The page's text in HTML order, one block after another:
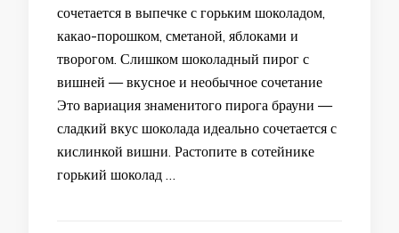
сочетается в выпечке с горьким шоколадом,
какао-порошком, сметаной, яблоками и
творогом. Слишком шоколадный пирог с
вишней — вкусное и необычное сочетание
Это вариация знаменитого пирога брауни —
сладкий вкус шоколада идеально сочетается с
кислинкой вишни. Растопите в сотейнике
горький шоколад …